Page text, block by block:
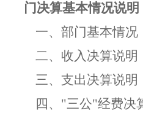
门决算基本情况说明
一、部门基本情况
二、收入决算说明
三、支出决算说明
四、"三公"经费决